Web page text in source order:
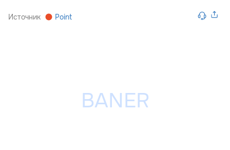
Источник Point